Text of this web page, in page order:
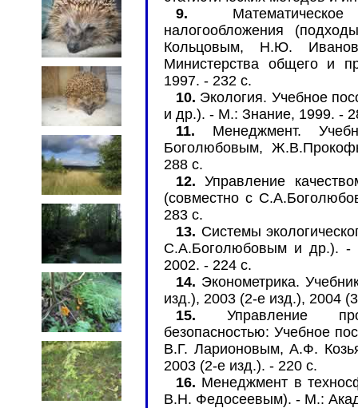
9.
налогообложения
Кольцовым, Н.Ю.
Министерства общего и
1997. - 232 с.
10. Экология. Учебное
и др.). - М.: Знание, 1999. -
11. Менеджмент.
Боголюбовым,
288 с.
12. Управление
(совместно с
283 с.
13. Системы
С.А.Боголюбовым и др.). -
2002. - 224 с.
14. Эконометрика.
изд.), 2003 (2-е изд.), 2004
15. Управление
безопасностью: Учебное
В.Г. Ларионовым, А.Ф.
2003 (2-е изд.). - 220 с.
16. Менеджмент в
В.Н. Федосеевым). - М.: